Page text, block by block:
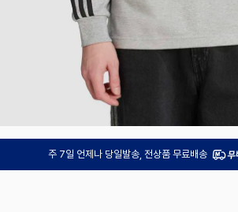
주 7일 언제나 당일발송, 전상품 무료배송